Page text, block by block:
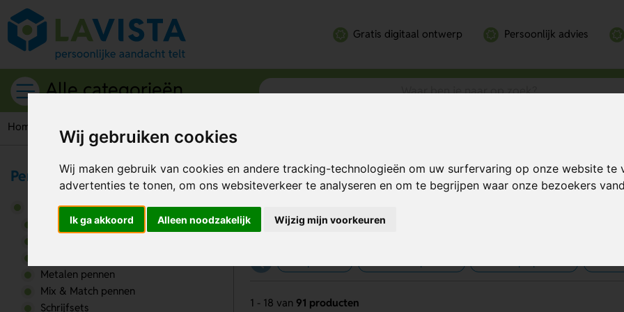
Wij gebruiken cookies
Wij maken gebruik van cookies en andere tracking-technologieën om uw surfervaring op onze website te
advertenties te tonen, om ons websiteverkeer te analyseren en om te begrijpen waar onze bezoekers
Ik ga akkoord Alleen noodzakelijk Wijzig mijn voorkeuren
Gratis digitaal ontwerp Persoonlijk advies
Alle categorieën
Home Schrijfwaren Pennen
Pennen bedrukken
1 - 18 van 91 producten
Pennen
Pennen
BIC pennen
Metalen pennen
Mix & Match pennen
Schrijfsets